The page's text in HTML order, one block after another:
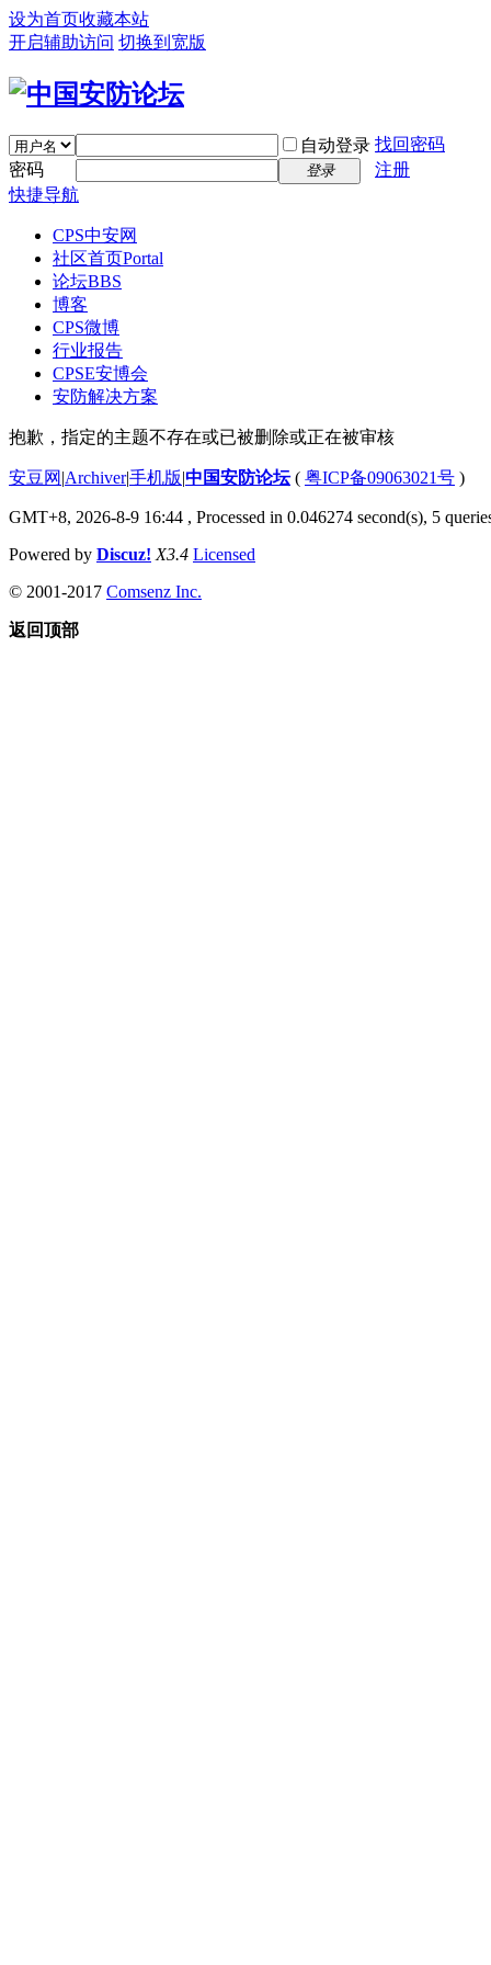
设为首页收藏本站
开启辅助访问 切换到宽版
自动登录 找回密码
密码
登录
注册
快捷导航
CPS中安网
社区首页Portal
论坛BBS
博客
CPS微博
行业报告
CPSE安博会
安防解决方案
抱歉，指定的主题不存在或已被删除或正在被审核
安豆网 |Archiver|手机版|中国安防论坛( 粤ICP备09063021号 )
GMT+8, 2026-8-9 16:44 , Processed in 0.046274 second(s), 5
Powered by Discuz! X3.4 Licensed
© 2001-2017 Comsenz Inc.
返回顶部